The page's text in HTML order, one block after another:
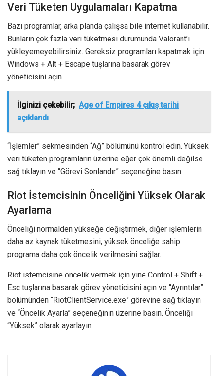
Veri Tüketen Uygulamaları Kapatma
Bazı programlar, arka planda çalışsa bile internet kullanabilir.
Bunların çok fazla veri tüketmesi durumunda Valorant’ı
yükleyemeyebilirsiniz. Gereksiz programları kapatmak için
Windows + Alt + Escape tuşlarına basarak görev
yöneticisini açın.
İlginizi çekebilir; Age of Empires 4 çıkış tarihi
açıklandı
“İşlemler” sekmesinden “Ağ” bölümünü kontrol edin. Yüksek
veri tüketen programların üzerine eğer çok önemli değilse
sağ tıklayın ve “Görevi Sonlandır” seçeneğine basın.
Riot İstemcisinin Önceliğini Yüksek Olarak
Ayarlama
Önceliği normalden yükseğe değiştirmek, diğer işlemlerin
daha az kaynak tüketmesini, yüksek önceliğe sahip
programa daha çok öncelik verilmesini sağlar.
Riot istemcisine öncelik vermek için yine Control + Shift +
Esc tuşlarına basarak görev yöneticisini açın ve “Ayrıntılar”
bölümünden “RiotClientService.exe” görevine sağ tıklayın
ve “Öncelik Ayarla” seçeneğinin üzerine basın. Önceliği
“Yüksek” olarak ayarlayın.